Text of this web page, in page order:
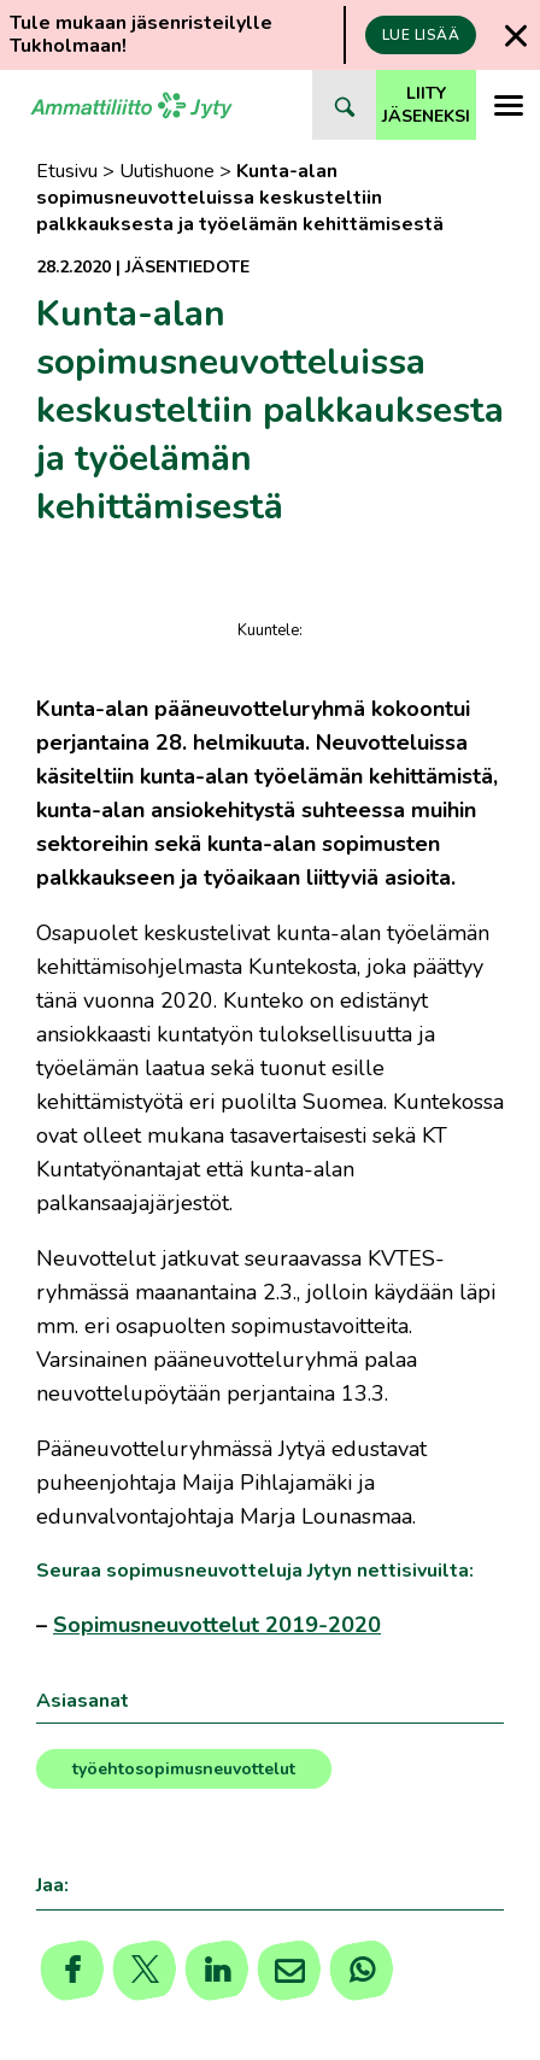
Tule mukaan jäsenristeilylle
Tukholmaan!
LUE LISÄÄ
suoraan
LIITY
JÄSENEKSI
Etusivu > Uutishuone > Kunta-alan
sopimusneuvotteluissa keskusteltiin
palkkauksesta ja työelämän kehittämisestä
28.2.2020 |JÄSENTIEDOTE
Kunta-alan
sopimusneuvotteluissa
keskusteltiin palkkauksesta
ja työelämän
kehittämisestä
Kuuntele:
Kunta-alan pääneuvotteluryhmä kokoontui
perjantaina 28. helmikuuta. Neuvotteluissa
käsiteltiin kunta-alan työelämän kehittämistä,
kunta-alan ansiokehitystä suhteessa muihin
sektoreihin sekä kunta-alan sopimusten
palkkaukseen ja työaikaan liittyviä asioita.
Osapuolet keskustelivat kunta-alan työelämän
kehittämisohjelmasta Kuntekosta, joka päättyy
tänä vuonna 2020. Kunteko on edistänyt
ansiokkaasti kuntatyön tuloksellisuutta ja
työelämän laatua sekä tuonut esille
kehittämistyötä eri puolilta Suomea. Kuntekossa
ovat olleet mukana tasavertaisesti sekä KT
Kuntatyönantajat että kunta-alan
palkansaajajärjestöt.
Neuvottelut jatkuvat seuraavassa KVTES-
ryhmässä maanantaina 2.3., jolloin käydään läpi
mm. eri osapuolten sopimustavoitteita.
Varsinainen pääneuvotteluryhmä palaa
neuvottelupöytään perjantaina 13.3.
Pääneuvotteluryhmässä Jytyä edustavat
puheenjohtaja Maija Pihlajamäki ja
edunvalvontajohtaja Marja Lounasmaa.
Seuraa sopimusneuvotteluja Jytyn nettisivuilta:
– Sopimusneuvottelut 2019-2020
Asiasanat
työehtosopimusneuvottelut
Jaa: